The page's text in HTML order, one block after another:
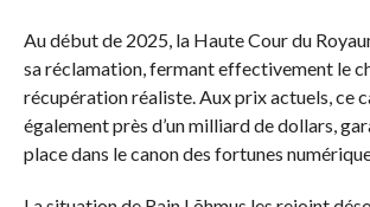
Au début de 2025, la Haute Cour du
sa réclamation, fermant effectivement le
récupération réaliste. Aux prix actuels, ce
également près d’un milliard de dollars,
place dans le canon des fortunes